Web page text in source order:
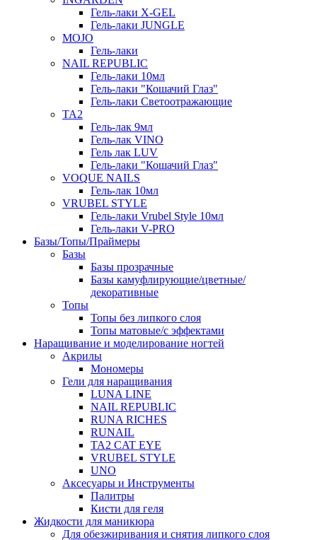
Гель-лаки Х-GEL
Гель-лаки JUNGLE
MOJO
Гель-лаки
NAIL REPUBLIC
Гель-лаки 10мл
Гель-лаки "Кошачий Глаз"
Гель-лаки Светоотражающие
TA2
Гель-лак 9мл
Гель-лак VINO
Гель лак LUV
Гель-лаки "Кошачий Глаз"
VOQUE NAILS
Гель-лак 10мл
VRUBEL STYLE
Гель-лаки Vrubel Style 10мл
Гель-лаки V-PRO
Базы/Топы/Праймеры
Базы
Базы прозрачные
Базы камуфлирующие/цветные/
декоративные
Топы
Топы без липкого слоя
Топы матовые/с эффектами
Наращивание и моделирование ногтей
Акрилы
Мономеры
Гели для наращивания
LUNA LINE
NAIL REPUBLIC
RUNA RICHES
RUNAIL
TA2 CAT EYE
VRUBEL STYLE
UNO
Аксесуары и Инструменты
Палитры
Кисти для геля
Жидкости для маникюра
Для обезжиривания и снятия липкого слоя